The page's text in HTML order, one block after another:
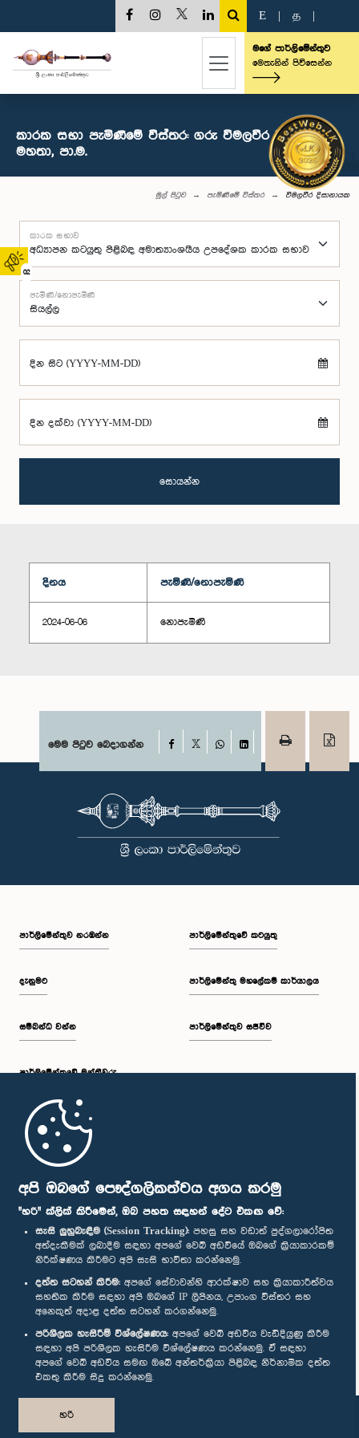
අපි ඔබගේ පෞද්ගලිකත්වය අගය කරමු
"හරි" ක්ලික් කිරීමෙන්, ඔබ පහත සඳහන් දේට එකඟ වේ:
සැසි ලුහුබැඳීම (Session Tracking): පහසු සහ වඩාත් පුද්ගලාරෝපිත
අත්දැකීමක් ලබාදීම සඳහා අපගේ වෙබ් අඩවියේ ඔබගේ ක්‍රියාකාරකම්
නිරීක්ෂණය කිරීමට අපි සැසි භාවිතා කරන්නෙමු.
දත්ත සටහන් කිරීම: අපගේ සේවාවන්හි ආරක්ෂාව සහ ක්‍රියාකාරීත්වය
සහතික කිරීම සඳහා අපි ඔබගේ IP ලිපිනය, උපාංග විස්තර සහ
අනෙකුත් අදාළ දත්ත සටහන් කරගන්නෙමු.
පරිශීලක හැසිරීම් විශ්ලේෂණය: අපගේ වෙබ් අඩවිය වැඩිදියුණු කිරීම
සඳහා අපි පරිශීලක හැසිරීම විශ්ලේෂණය කරන්නෙමු. ඒ සඳහා
අපගේ වෙබ් අඩවිය සමඟ ඔබේ අන්තර්ක්‍රියා පිළිබඳ නිර්නාමික දත්ත
එකතු කිරීම සිදු කරන්නෙමු.
හරි
02
E த
මගේ පාර්ලිමේන්තුව
මෙතැනින් පිවිසෙන්න
කාරක සභා පැමිණීමේ විස්තර: ගරු විමලවීර දිසානායක
මහතා, පා.ම.
මුල් පිටුව පැමිණීමේ විස්තර විමලවීර දිසානායක
කාරක සභාව
පැමිණි/නොපැමිණි
දින සිට (YYYY-MM-DD)
දින දක්වා (YYYY-MM-DD)
සොයන්න
දිනය පැමිණි/නොපැමිණි
2024-06-06 නොපැමිණි
මෙම පිටුව බෙදාගන්න Facebook
WhatsAppLinkedIn
පාර්ලි‌මේන්තුව නරඹන්න
දැනුමට
සම්බන්ධ වන්න
පාර්ලි‌මේන්තුවේ මන්ත්‍රීවරු
මුල් පිටුව
පාර්ලිමේන්තුවේ කටයුතු
පාර්ලිමේන්තු මහලේකම් කාර්යාලය
පාර්ලිමේන්තුව සජීවීව
පාර්ලිමේන්තු ජංගම යෙදුම
අප හා සම්බන්ධ වී සිටින්න :
සම්මාන
පෞද්ගලිකත්ව ප්‍රතිපත්තිය